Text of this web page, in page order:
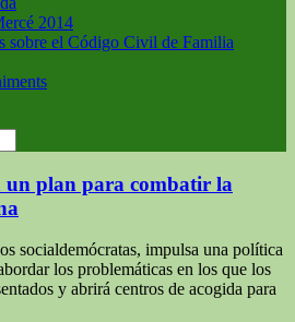
2014
sobre el Código Civil de Familia
plan para combatir la
socialdemócratas, impulsa una política
los problemáticas en los que los
y abrirá centros de acogida para